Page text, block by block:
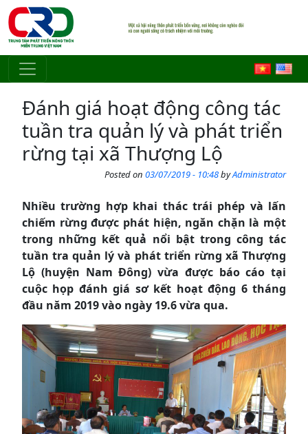
Skip to main content
Đánh giá hoạt động công tác
tuần tra quản lý và phát triển
rừng tại xã Thượng Lộ
Posted on 03/07/2019 - 10:48byAdministrator
Nhiều trường hợp khai thác trái phép và lấn
chiếm rừng được phát hiện, ngăn chặn là một
trong những kết quả nổi bật trong công tác
tuần tra quản lý và phát triển rừng xã Thượng
Lộ (huyện Nam Đông) vừa được báo cáo tại
cuộc họp đánh giá sơ kết hoạt động 6 tháng
đầu năm 2019 vào ngày 19.6 vừa qua.